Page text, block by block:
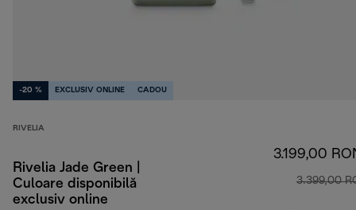
-20 % EXCLUSIV ONLINE CADOU
RIVELIA
Rivelia Jade Green |
Culoare disponibilă
exclusiv online
3.199,00
3.399,00